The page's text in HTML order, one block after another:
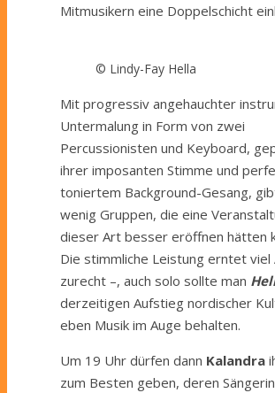
Mitmusikern eine Doppelschicht
© Lindy-Fay Hella
Mit progressiv angehauchter
Untermalung in Form von zwei
Percussionisten und Keyboard,
ihrer imposanten Stimme und
toniertem Background-Gesang,
wenig Gruppen, die eine
dieser Art besser eröffnen hätten
Die stimmliche Leistung erntet viel
zurecht –, auch solo sollte man
derzeitigen Aufstieg nordischer
eben Musik im Auge behalten.
Um 19 Uhr dürfen dann Kalandra
zum Besten geben, deren